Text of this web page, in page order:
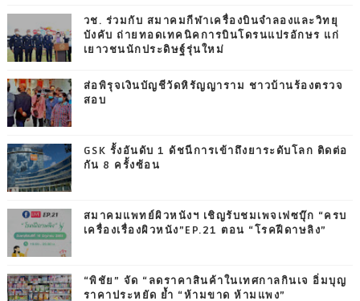
วช. ร่วมกับ สมาคมกีฬาเครื่องบินจำลองและวิทยุ
บังคับ ถ่ายทอดเทคนิคการบินโดรนแปรอักษร แก่
เยาวชนนักประดิษฐ์รุ่นใหม่
ส่อพิรุจเงินบัญชีวัดหิรัญญาราม ชาวบ้านร้องตรวจ
สอบ
GSK รั้งอันดับ 1 ดัชนีการเข้าถึงยาระดับโลก ติดต่อ
กัน 8 ครั้งซ้อน
สมาคมแพทย์ผิวหนังฯ เชิญรับชมเพจเฟซบุ๊ก “ครบ
เครื่องเรื่องผิวหนัง”EP.21 ตอน “โรคฝีดาษลิง”
“พิชัย” จัด “ลดราคาสินค้าในเทศกาลกินเจ อิ่มบุญ
ราคาประหยัด ย้ำ “ห้ามขาด ห้ามแพง”